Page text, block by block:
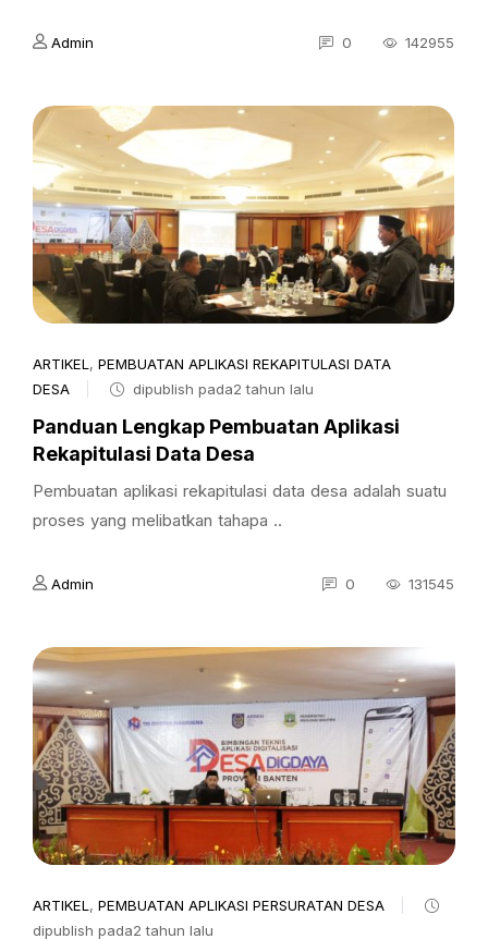
Admin 0 142955
ARTIKEL , PEMBUATAN APLIKASI REKAPITULASI DATA
DESA
dipublish pada2 tahun lalu
Panduan Lengkap Pembuatan Aplikasi
Rekapitulasi Data Desa
Pembuatan aplikasi rekapitulasi data desa adalah suatu
proses yang melibatkan tahapa ..
Admin 0 131545
ARTIKEL , PEMBUATAN APLIKASI PERSURATAN DESA
dipublish pada2 tahun lalu